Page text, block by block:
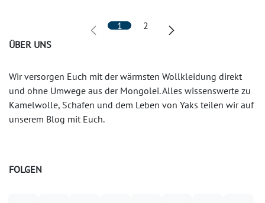
1
2
ÜBER UNS
Wir versorgen Euch mit der wärmsten Wollkleidung direkt
und ohne Umwege aus der Mongolei. Alles wissenswerte zu
Kamelwolle, Schafen und dem Leben von Yaks teilen wir auf
unserem Blog mit Euch.
FOLGEN